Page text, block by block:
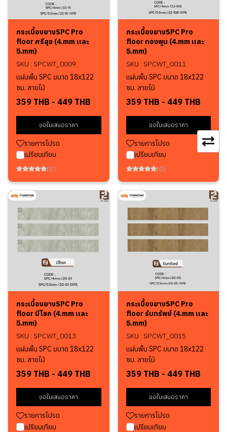
กระเบื้องยางSPC Pro
floor ศรีสุข (4.mm เเละ
5.mm)
SKU : SPCWT_0009
แผ่นพื้น SPC ขนาด 18x122
ซม. ลายไม้
359 THB - 449 THB
ขอใบเสนอราคา
รายการโปรด
เปรียบเทียบ
(0)
กระเบื้องยางSPC Pro
floor ทองพูน (4.mm เเละ
5.mm)
SKU : SPCWT_0011
แผ่นพื้น SPC ขนาด 18x122
ซม. ลายไม้
359 THB - 449 THB
ขอใบเสนอราคา
รายการโปรด
เปรียบเทียบ
(0)
กระเบื้องยางSPC Pro
floor มีโชค (4.mm เเละ
5.mm)
SKU : SPCWT_0013
แผ่นพื้น SPC ขนาด 18x122
ซม. ลายไม้
359 THB - 449 THB
ขอใบเสนอราคา
รายการโปรด
เปรียบเทียบ
กระเบื้องยางSPC Pro
floor รับทรัพย์ (4.mm เเละ
5.mm)
SKU : SPCWT_0015
แผ่นพื้น SPC ขนาด 18x122
ซม. ลายไม้
359 THB - 449 THB
ขอใบเสนอราคา
รายการโปรด
เปรียบเทียบ